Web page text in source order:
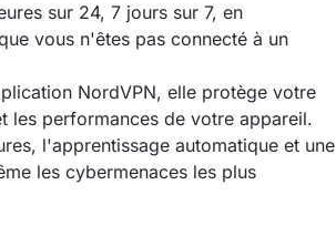
sur 24, 7 jours sur 7, en
vous n'êtes pas connecté à un
NordVPN, elle protège votre
les performances de votre appareil.
l'apprentissage automatique et une
les cybermenaces les plus